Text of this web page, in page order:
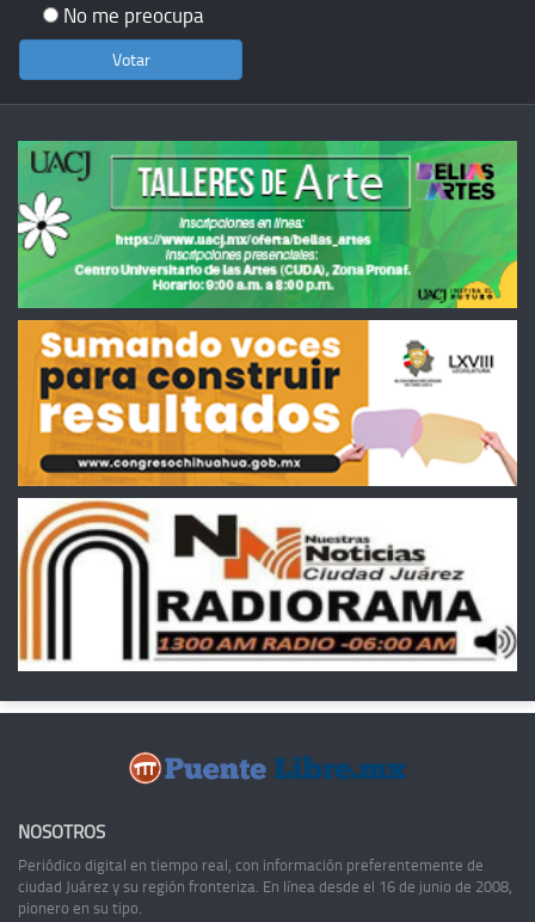
No me preocupa
NOSOTROS
Periódico digital en tiempo real, con información preferentemente de
ciudad Juárez y su región fronteriza. En línea desde el 16 de junio de 2008,
pionero en su tipo.